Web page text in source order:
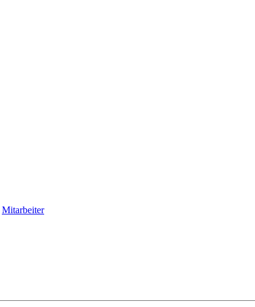
Mitarbeiter